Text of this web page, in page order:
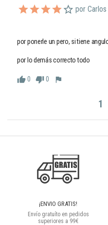
por Carlos
por ponerle un pero, si tiene
por lo demás correcto todo
thumb_up0 thumb_down0 flag
1
¡ENVIO GRATIS!
Envío gratuíto en pedidos
superiores a 99€